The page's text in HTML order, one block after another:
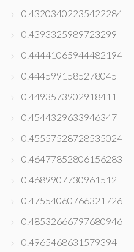
0.43203402235422284
0.4393325989723299
0.44441065944482194
0.4445991585278045
0.4493573902918411
0.4544329633946347
0.45557528728535024
0.46477852806156283
0.4689907730961512
0.47554060766321726
0.48532666797680946
0.4965468631579394